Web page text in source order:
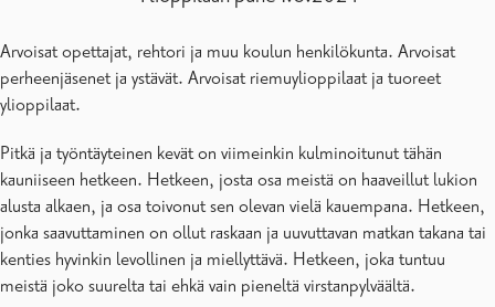
Arvoisat opettajat, rehtori ja muu koulun henkilökunta. Arvoisat
perheenjäsenet ja ystävät. Arvoisat riemuylioppilaat ja tuoreet
ylioppilaat.
Pitkä ja työntäyteinen kevät on viimeinkin kulminoitunut tähän
kauniiseen hetkeen. Hetkeen, josta osa meistä on haaveillut lukion
alusta alkaen, ja osa toivonut sen olevan vielä kauempana. Hetkeen,
jonka saavuttaminen on ollut raskaan ja uuvuttavan matkan takana tai
kenties hyvinkin levollinen ja miellyttävä. Hetkeen, joka tuntuu
meistä joko suurelta tai ehkä vain pieneltä virstanpylväältä.